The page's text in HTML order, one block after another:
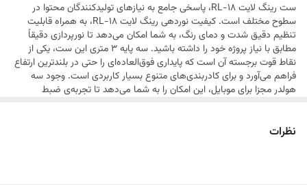
متعدد، امکان ضبط همزمان با چند دوربین یا گوشی را میسر می‌سازند.
ست رینگ لایت RL-18، پاسخی جامع به نیازهای تولیدکنندگان محتوا در
سطوح مختلف است. کیفیت نوردهی رینگ لایت RL-18، به همراه قابلیت
تنظیم دقیق شدت و دمای رنگ، به شما امکان می‌دهد تا نورپردازی دقیقاً
مطابق با نیاز پروژه خود را داشته باشید. سه پایه ۳ متری این ست، یکی از
نقاط قوت برجسته آن است که پایداری فوق‌العاده‌ای را حتی در بلندترین ارتفاع
فراهم می‌آورد و برای کادربندی‌های متنوع بسیار کاربردی است. وجود سه
هولدر مجزا برای موبایل، این امکان را به شما می‌دهد تا تجربه‌ی ضبط
محتوای بصری است.
نظرات